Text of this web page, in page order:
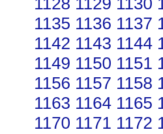
1135 1136 1137
1142 1143 1144
1149 1150 1151
1156 1157 1158
1163 1164 1165
1170 1171 1172